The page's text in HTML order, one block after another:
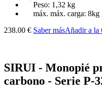
Peso: 1,32 kg
máx. máx. carga: 8kg
238.00 € Saber másAñadir a la
SIRUI - Monopié
carbono - Serie P-